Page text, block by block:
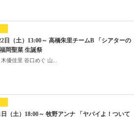
日（土）13:00～ 高橋朱里チームB 「シアターの
岡聖菜 生誕祭
優佳里 谷口めぐ 山...
日（土）18:00～ 牧野アンナ 「ヤバイよ！ついて